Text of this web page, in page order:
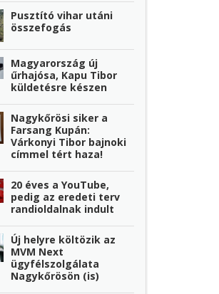
Pusztító vihar utáni
összefogás
Magyarország új
űrhajósa, Kapu Tibor
küldetésre készen
Nagykőrösi siker a
Farsang Kupán:
Várkonyi Tibor bajnoki
címmel tért haza!
20 éves a YouTube,
pedig az eredeti terv
randioldalnak indult
Új helyre költözik az
MVM Next
ügyfélszolgálata
Nagykőrösön (is)